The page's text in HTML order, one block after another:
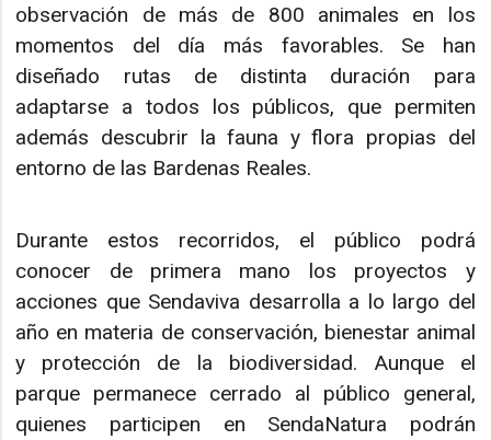
observación de más de 800 animales en los
momentos del día más favorables. Se han
diseñado rutas de distinta duración para
adaptarse a todos los públicos, que permiten
además descubrir la fauna y flora propias del
entorno de las Bardenas Reales.
Durante estos recorridos, el público podrá
conocer de primera mano los proyectos y
acciones que Sendaviva desarrolla a lo largo del
año en materia de conservación, bienestar animal
y protección de la biodiversidad. Aunque el
parque permanece cerrado al público general,
quienes participen en SendaNatura podrán